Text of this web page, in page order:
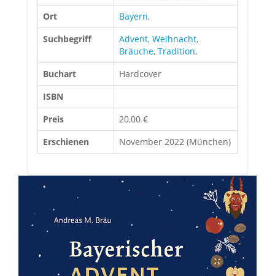
Ort
Bayern,
Suchbegriff
Advent, Weihnacht,
Bräuche, Tradition,
Buchart
Hardcover
ISBN
Preis
20,00 €
Erschienen
November 2022 (München)